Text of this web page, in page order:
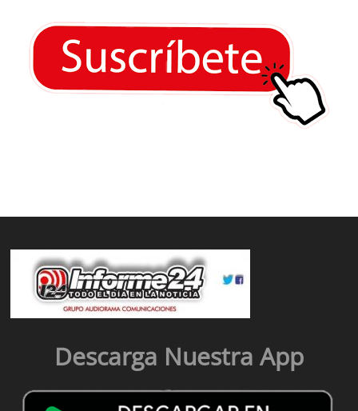
Descarga Nuestra App